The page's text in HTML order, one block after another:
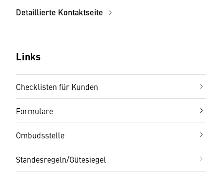
Detaillierte Kontaktseite
Links
Checklisten für Kunden
Formulare
Ombudsstelle
Standesregeln/Gütesiegel